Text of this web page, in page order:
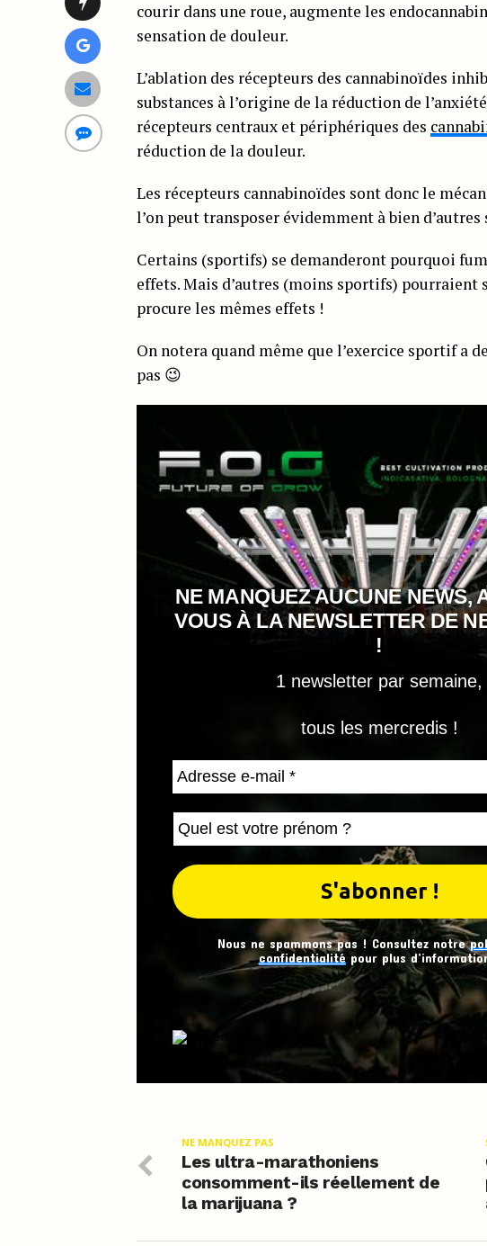
courir dans une roue, augmente les
sensation de douleur.
L’ablation des récepteurs des cannabinoïdes
substances à l’origine de la réduction de
récepteurs centraux et périphériques des
réduction de la douleur.
Les récepteurs cannabinoïdes sont donc le
l’on peut transposer évidemment à bien d’autres
Certains (sportifs) se demanderont pourquoi
effets. Mais d’autres (moins sportifs)
procure les mêmes effets !
On notera quand même que l’exercice sportif a
pas 😉
NE MANQUEZ AUCUNE NEWS,
VOUS À LA NEWSLETTER DE
!
1 newsletter par semaine,
tous les mercredis !
Nous ne spammons pas ! Consultez notre
confidentialitépour plus
NE MANQUEZ PAS
Les ultra-marathoniens
consomment-ils réellement de
la marijuana ?